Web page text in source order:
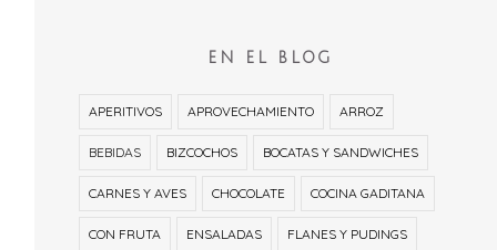
EN EL BLOG
APERITIVOS APROVECHAMIENTO ARROZ
BEBIDAS BIZCOCHOS BOCATAS Y SANDWICHES
CARNES Y AVES CHOCOLATE COCINA GADITANA
CON FRUTA ENSALADAS FLANES Y PUDINGS